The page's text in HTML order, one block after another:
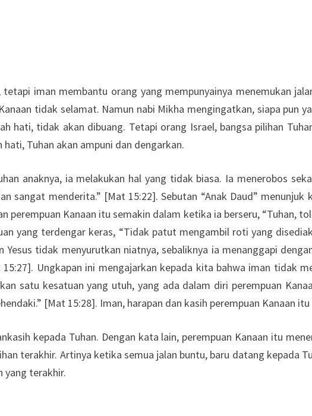
iman membantu orang yang mempunyainya menemukan
tidak selamat. Namun nabi Mikha mengingatkan, siapa pun
hati, tidak akan dibuang. Tetapi orang Israel, bangsa pilihan
Tuhan akan ampuni dan dengarkan.
anaknya, ia melakukan hal yang tidak biasa. Ia menerobos
sangat menderita.” [Mat 15:22]. Sebutan “Anak Daud”
perempuan Kanaan itu semakin dalam ketika ia berseru, “Tuhan,
yang terdengar keras, “Tidak patut mengambil roti yang
Yesus tidak menyurutkan niatnya, sebaliknya ia menanggapi
Ungkapan ini mengajarkan kepada kita bahwa iman tidak
satu kesatuan yang utuh, yang ada dalam diri perempuan
[Mat 15:28]. Iman, harapan dan kasih perempuan Kanaan
kepada Tuhan. Dengan kata lain, perempuan Kanaan itu
terakhir. Artinya ketika semua jalan buntu, baru datang kepada
yang terakhir.